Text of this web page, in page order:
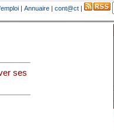
| Annuaire | cont@ct |
ses